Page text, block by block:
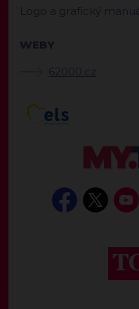
Logo a grafický manuál
WEBY
62000.cz